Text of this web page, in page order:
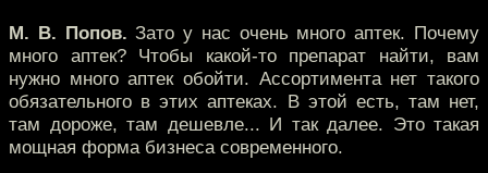
М. В. Попов. Зато у нас очень много аптек. Почему
много аптек? Чтобы какой-то препарат найти, вам
нужно много аптек обойти. Ассортимента нет такого
обязательного в этих аптеках. В этой есть, там нет,
там дороже, там дешевле... И так далее. Это такая
мощная форма бизнеса современного.